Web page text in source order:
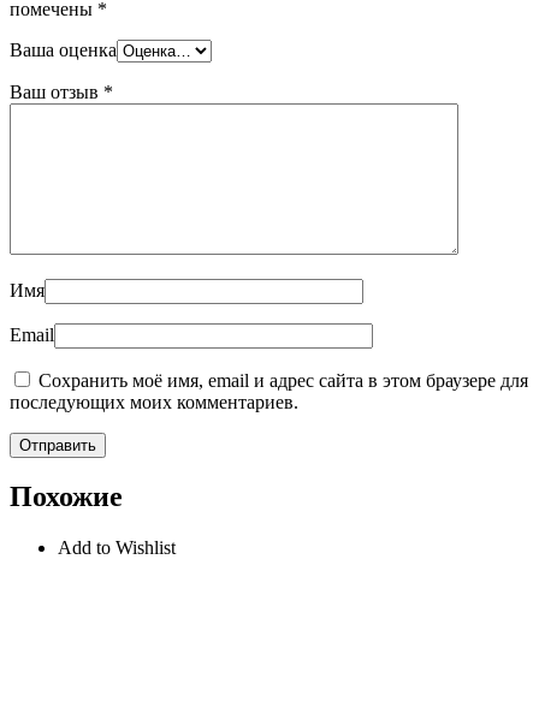
помечены *
Ваша оценка
Ваш отзыв *
Имя
Email
Сохранить моё имя, email и адрес сайта в этом браузере для
последующих моих комментариев.
Похожие
Add to Wishlist